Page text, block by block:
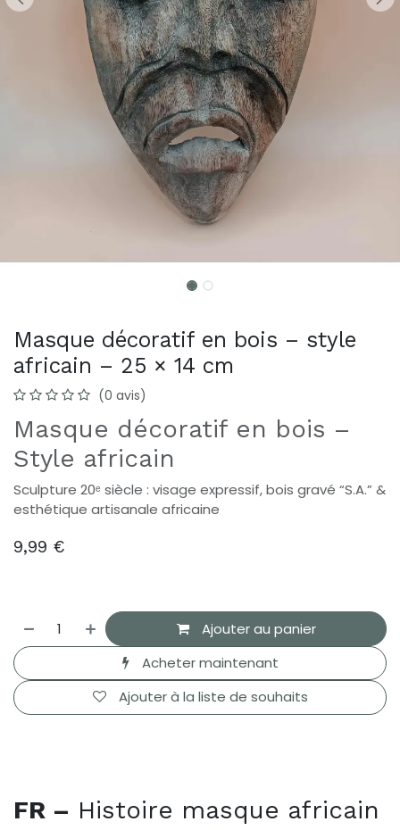
Masque décoratif en bois – style
africain – 25 × 14 cm
(0 avis)
Masque décoratif en bois –
Style africain
Sculpture 20ᵉ siècle : visage expressif, bois gravé “S.A.” &
esthétique artisanale africaine
9,99 €
Ajouter au panier
Acheter maintenant
Ajouter à la liste de souhaits
FR – Histoire masque africain